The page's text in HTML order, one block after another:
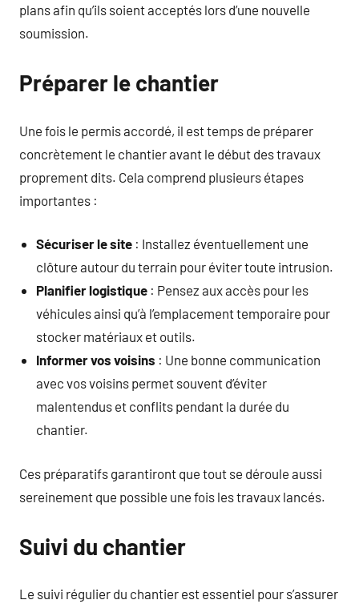
plans afin qu’ils soient acceptés lors d’une nouvelle
soumission.
Préparer le chantier
Une fois le permis accordé, il est temps de préparer
concrètement le chantier avant le début des travaux
proprement dits. Cela comprend plusieurs étapes
importantes :
Sécuriser le site : Installez éventuellement une
clôture autour du terrain pour éviter toute intrusion.
Planifier logistique : Pensez aux accès pour les
véhicules ainsi qu’à l’emplacement temporaire pour
stocker matériaux et outils.
Informer vos voisins : Une bonne communication
avec vos voisins permet souvent d’éviter
malentendus et conflits pendant la durée du
chantier.
Ces préparatifs garantiront que tout se déroule aussi
sereinement que possible une fois les travaux lancés.
Suivi du chantier
Le suivi régulier du chantier est essentiel pour s’assurer